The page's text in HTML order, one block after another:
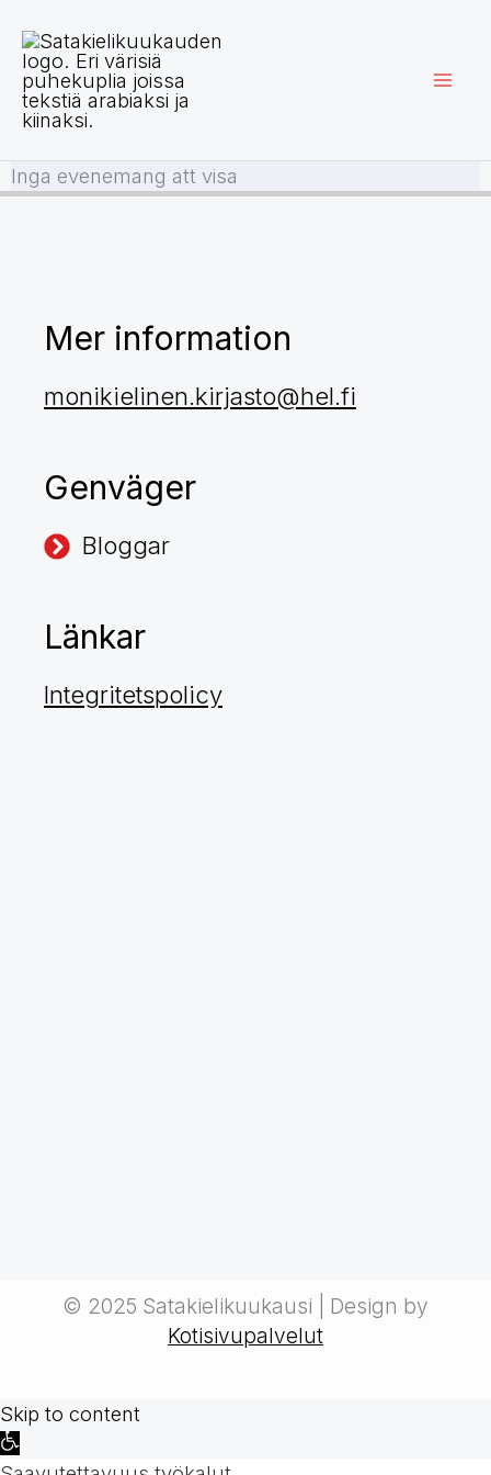
innehåll
Inga evenemang att visa
Mer information
monikielinen.kirjasto@hel.fi
Genväger
Bloggar
Länkar
Integritetspolicy
© 2025 Satakielikuukausi | Design by
Kotisivupalvelut
Skip to content
Open